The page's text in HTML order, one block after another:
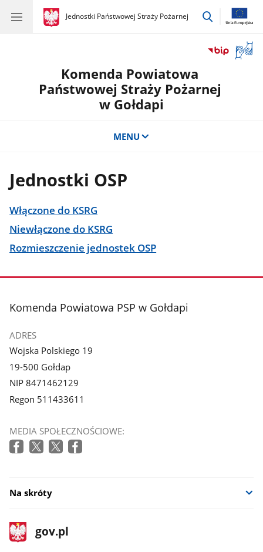
gov.pl
Jednostki Państwowej Straży Pożarnej
gov.pl
Jednostki
przejdź
okno
Komenda Powiatowa
Państwowej Straży Pożarnej
w Gołdapi
MENU
Jednostki OSP
Włączone do KSRG
Niewłączone do KSRG
Rozmieszczenie jednostek OSP
stopka
Komenda Powiatowa PSP w Gołdapi
ADRES
Wojska Polskiego 19
19-500 Gołdap
NIP 8471462129
Regon 511433611
MEDIA SPOŁECZNOŚCIOWE:
Na skróty
stopka
gov.pl
Strona
gov.pl